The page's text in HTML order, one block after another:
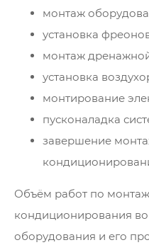
монтаж
установка
монтаж
установка
монтирование
пусконаладка
завершение
Объём работ по
кондиционирования
оборудования и его